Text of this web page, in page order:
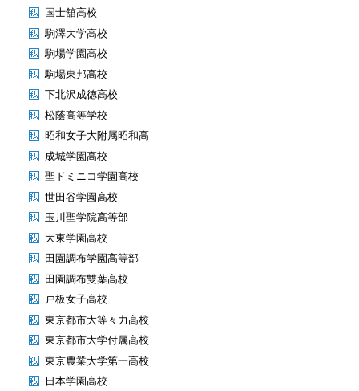
国士舘高校
駒澤大学高校
駒場学園高校
駒場東邦高校
下北沢成徳高校
松蔭高等学校
昭和女子大附属昭和高
成城学園高校
聖ドミニコ学園高校
世田谷学園高校
玉川聖学院高等部
大東学園高校
田園調布学園高等部
田園調布雙葉高校
戸板女子高校
東京都市大等々力高校
東京都市大学付属高校
東京農業大学第一高校
日本学園高校